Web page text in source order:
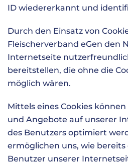
ID wiedererkannt und
Durch den Einsatz von
Fleischerverband eGen den
Internetseite
bereitstellen, die ohne die
möglich wären.
Mittels eines Cookies
und Angebote auf unserer
des Benutzers optimiert
ermöglichen uns, wie
Benutzer unserer